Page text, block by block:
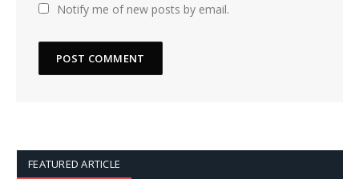
Notify me of new posts by email.
FEATURED ARTICLE